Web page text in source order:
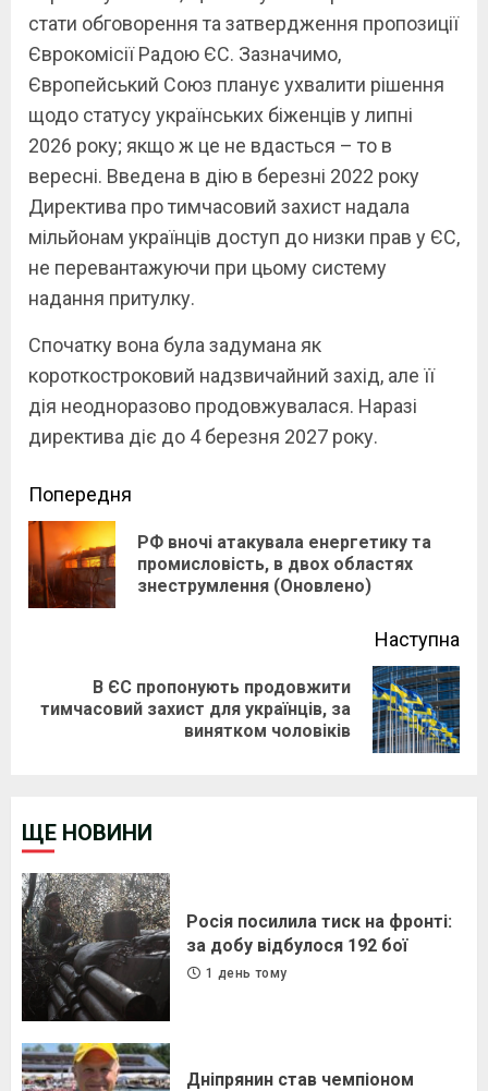
стати обговорення та затвердження пропозиції
Єврокомісії Радою ЄС. Зазначимо,
Європейський Союз планує ухвалити рішення
щодо статусу українських біженців у липні
2026 року; якщо ж це не вдасться – то в
вересні. Введена в дію в березні 2022 року
Директива про тимчасовий захист надала
мільйонам українців доступ до низки прав у ЄС,
не перевантажуючи при цьому систему
надання притулку.
Спочатку вона була задумана як
короткостроковий надзвичайний захід, але її
дія неодноразово продовжувалася. Наразі
директива діє до 4 березня 2027 року.
Continue
Reading
Попередня
РФ вночі атакувала енергетику та
промисловість, в двох областях
знеструмлення (Оновлено)
Наступна
Next
В ЄС пропонують продовжити
тимчасовий захист для українців, за
винятком чоловіків
ЩЕ НОВИНИ
Росія посилила тиск на фронті:
за добу відбулося 192 бої
1 день тому
Дніпрянин став чемпіоном